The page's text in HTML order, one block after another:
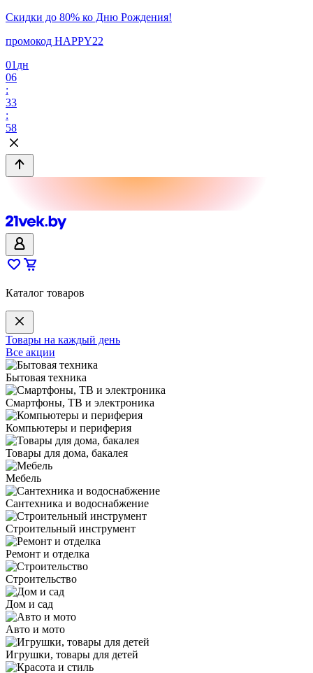
Скидки до 80% ко Дню Рождения!
промокод HAPPY22
01 дн
06
:
33
:
58
Каталог товаров
Товары на каждый день
Все акции
Бытовая техника
Смартфоны, ТВ и электроника
Компьютеры и периферия
Товары для дома, бакалея
Мебель
Сантехника и водоснабжение
Строительный инструмент
Ремонт и отделка
Строительство
Дом и сад
Авто и мото
Игрушки, товары для детей